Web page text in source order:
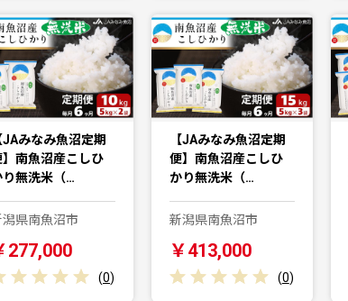
JAみなみ魚沼定期
】南魚沼産こしひ
り無洗米（…
潟県南魚沼市
277,000
(0)
【JAみなみ魚沼定期
便】南魚沼産こしひ
かり無洗米（…
新潟県南魚沼市
￥413,000
(0)